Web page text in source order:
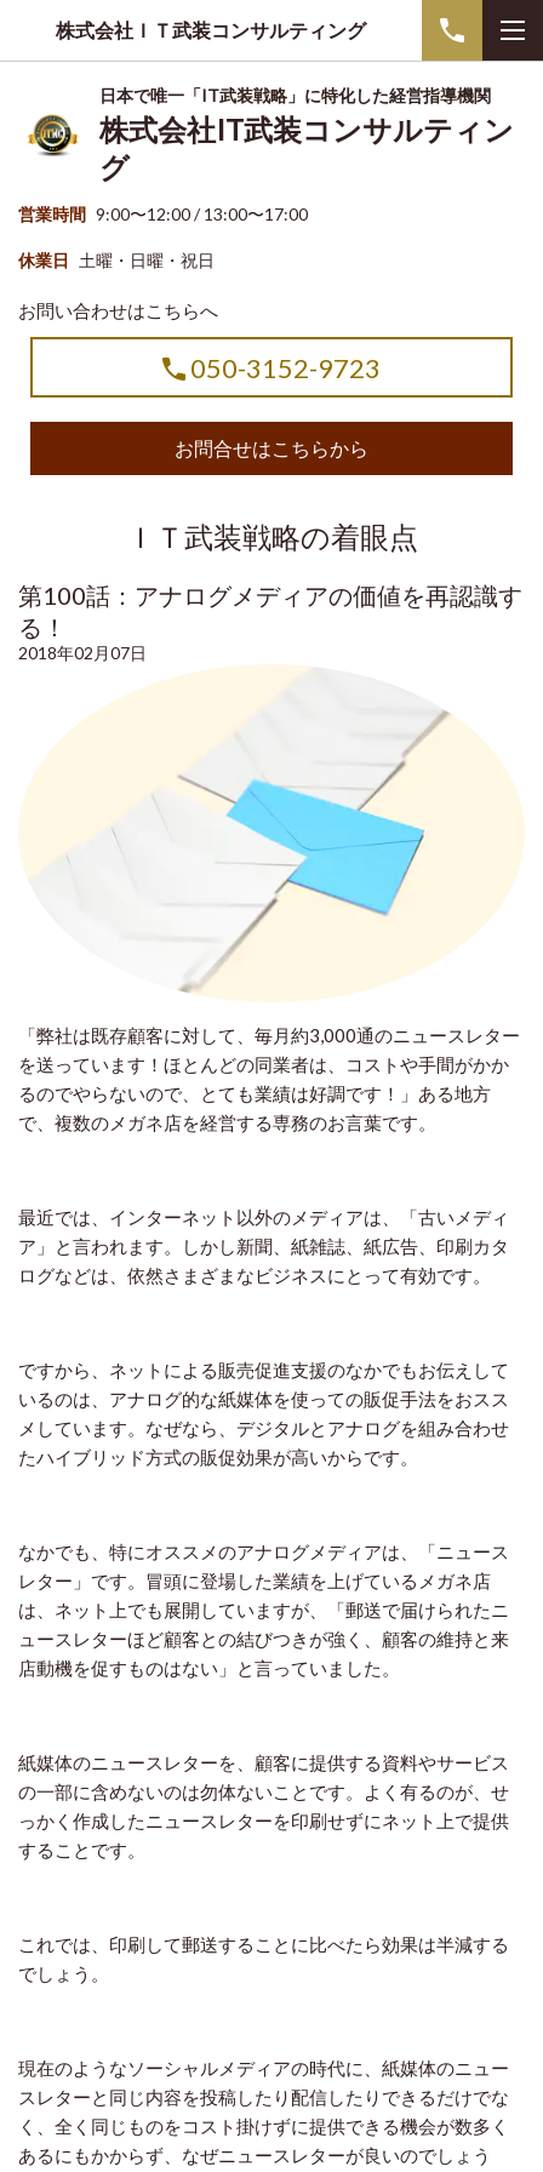
株式会社ＩＴ武装コンサルティング
日本で唯一「IT武装戦略」に特化した経営指導機関
株式会社IT武装コンサルティン
グ
営業時間 9:00〜12:00 / 13:00〜17:00
休業日 土曜・日曜・祝日
お問い合わせはこちらへ
050-3152-9723
お問合せはこちらから
ＩＴ武装戦略の着眼点
第100話：アナログメディアの価値を再認識す
る！
2018年02月07日
「弊社は既存顧客に対して、毎月約3,000通のニュースレター
を送っています！ほとんどの同業者は、コストや手間がかか
るのでやらないので、とても業績は好調です！」ある地方
で、複数のメガネ店を経営する専務のお言葉です。
最近では、インターネット以外のメディアは、「古いメディ
ア」と言われます。しかし新聞、紙雑誌、紙広告、印刷カタ
ログなどは、依然さまざまなビジネスにとって有効です。
ですから、ネットによる販売促進支援のなかでもお伝えして
いるのは、アナログ的な紙媒体を使っての販促手法をおスス
メしています。なぜなら、デジタルとアナログを組み合わせ
たハイブリッド方式の販促効果が高いからです。
なかでも、特にオススメのアナログメディアは、「ニュース
レター」です。冒頭に登場した業績を上げているメガネ店
は、ネット上でも展開していますが、「郵送で届けられたニ
ュースレターほど顧客との結びつきが強く、顧客の維持と来
店動機を促すものはない」と言っていました。
紙媒体のニュースレターを、顧客に提供する資料やサービス
の一部に含めないのは勿体ないことです。よく有るのが、せ
っかく作成したニュースレターを印刷せずにネット上で提供
することです。
これでは、印刷して郵送することに比べたら効果は半減する
でしょう。
現在のようなソーシャルメディアの時代に、紙媒体のニュー
スレターと同じ内容を投稿したり配信したりできるだけでな
く、全く同じものをコスト掛けずに提供できる機会が数多く
あるにもかからず、なぜニュースレターが良いのでしょう